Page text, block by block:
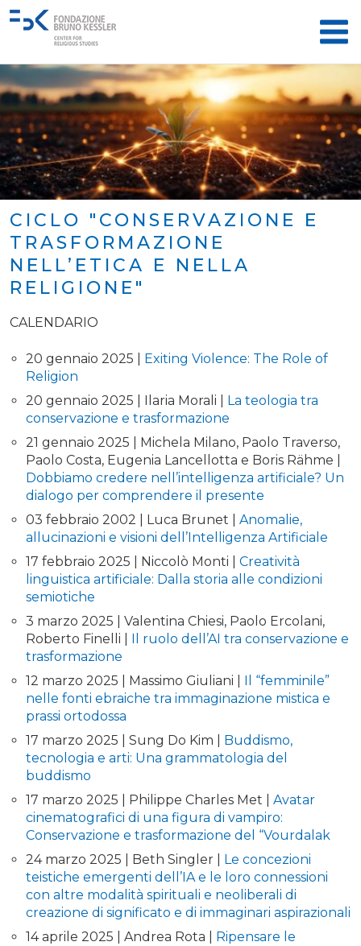
CICLO "CONSERVAZIONE E
TRASFORMAZIONE
NELL’ETICA E NELLA
RELIGIONE"
CALENDARIO
20 gennaio 2025 | Exiting Violence: The Role of
Religion
20 gennaio 2025 | Ilaria Morali | La teologia tra
conservazione e trasformazione
21 gennaio 2025 | Michela Milano, Paolo Traverso,
Paolo Costa, Eugenia Lancellotta e Boris Rähme |
Dobbiamo credere nell’intelligenza artificiale? Un
dialogo per comprendere il presente
03 febbraio 2002 | Luca Brunet | Anomalie,
allucinazioni e visioni dell’Intelligenza Artificiale
17 febbraio 2025 | Niccolò Monti | Creatività
linguistica artificiale: Dalla storia alle condizioni
semiotiche
3 marzo 2025 | Valentina Chiesi, Paolo Ercolani,
Roberto Finelli | Il ruolo dell’AI tra conservazione e
trasformazione
12 marzo 2025 | Massimo Giuliani | Il “femminile”
nelle fonti ebraiche tra immaginazione mistica e
prassi ortodossa
17 marzo 2025 | Sung Do Kim | Buddismo,
tecnologia e arti: Una grammatologia del
buddismo
17 marzo 2025 | Philippe Charles Met | Avatar
cinematografici di una figura di vampiro:
Conservazione e trasformazione del “Vourdalak
24 marzo 2025 | Beth Singler | Le concezioni
teistiche emergenti dell’IA e le loro connessioni
con altre modalità spirituali e neoliberali di
creazione di significato e di immaginari aspirazionali
14 aprile 2025 | Andrea Rota | Ripensare le